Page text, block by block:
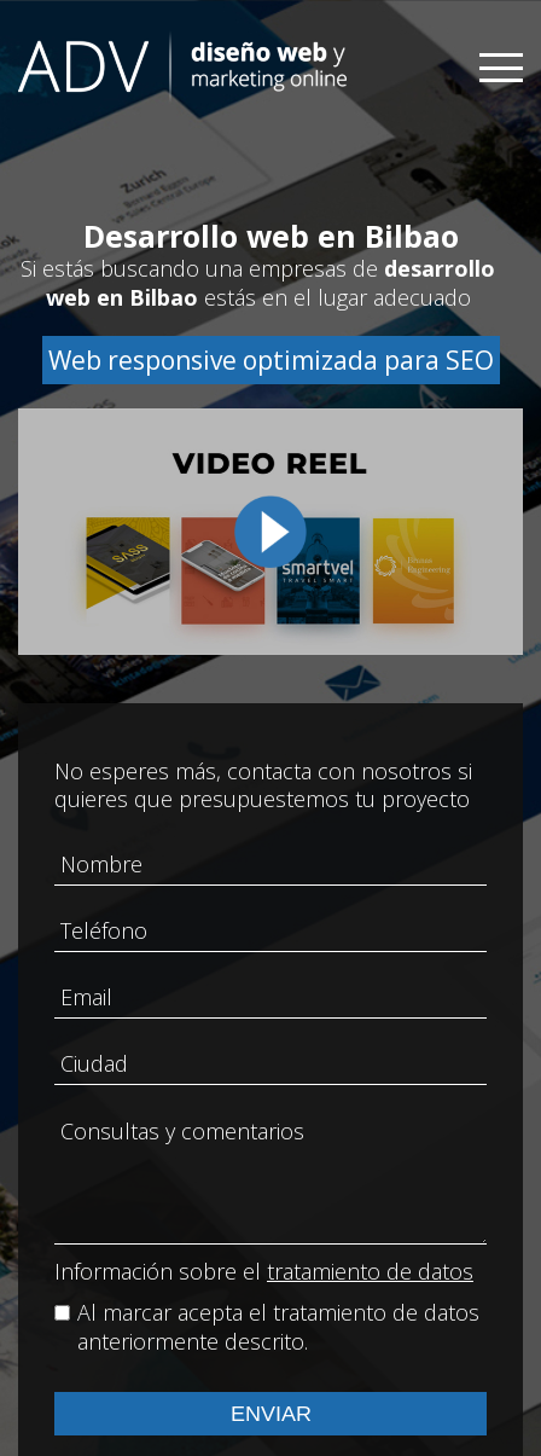
content
Desarrollo web en Bilbao
Si estás buscando una empresas de desarrollo
web en Bilbao estás en el lugar adecuado
Web responsive optimizada para SEO
No esperes más, contacta con nosotros si
quieres que presupuestemos tu proyecto
Información sobre el tratamiento de datos
Al marcar acepta el tratamiento de datos
anteriormente descrito.